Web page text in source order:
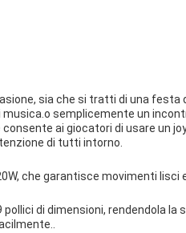
sia che si tratti di una festa
semplicemente un
ai giocatori di usare un
di tutti intorno.
che garantisce movimenti lisci
di dimensioni, rendendola